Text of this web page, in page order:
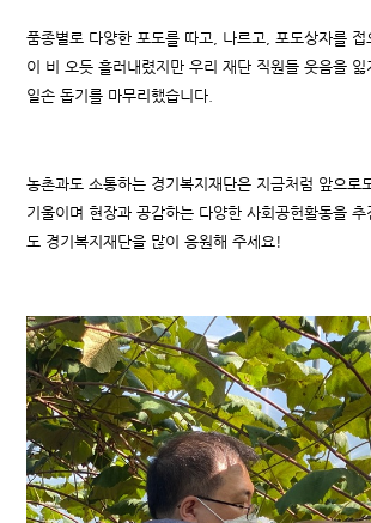
품종별로 다양한 포도를 따고, 나르고, 포도상자를
이 비 오듯 흘러내렸지만 우리 재단 직원들 웃음을
일손 돕기를 마무리했습니다.
농촌과도 소통하는 경기복지재단은 지금처럼 앞으로
기울이며 현장과 공감하는 다양한 사회공헌활동을
도 경기복지재단을 많이 응원해 주세요!